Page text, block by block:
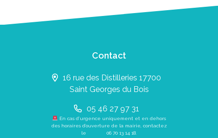
Contact
16 rue des Distilleries 17700
Saint Georges du Bois
05 46 27 97 31
En cas d’urgence uniquement et en dehors
des horaires d’ouverture de la mairie, contactez
le 06 70 13 14 18.